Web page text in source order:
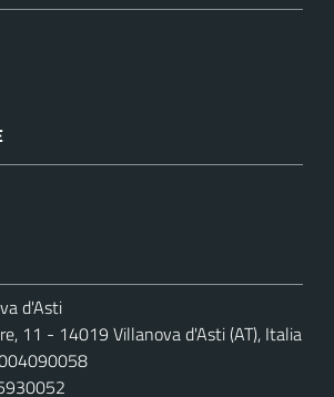
d'Asti
11 - 14019 Villanova d'Asti (AT), Italia